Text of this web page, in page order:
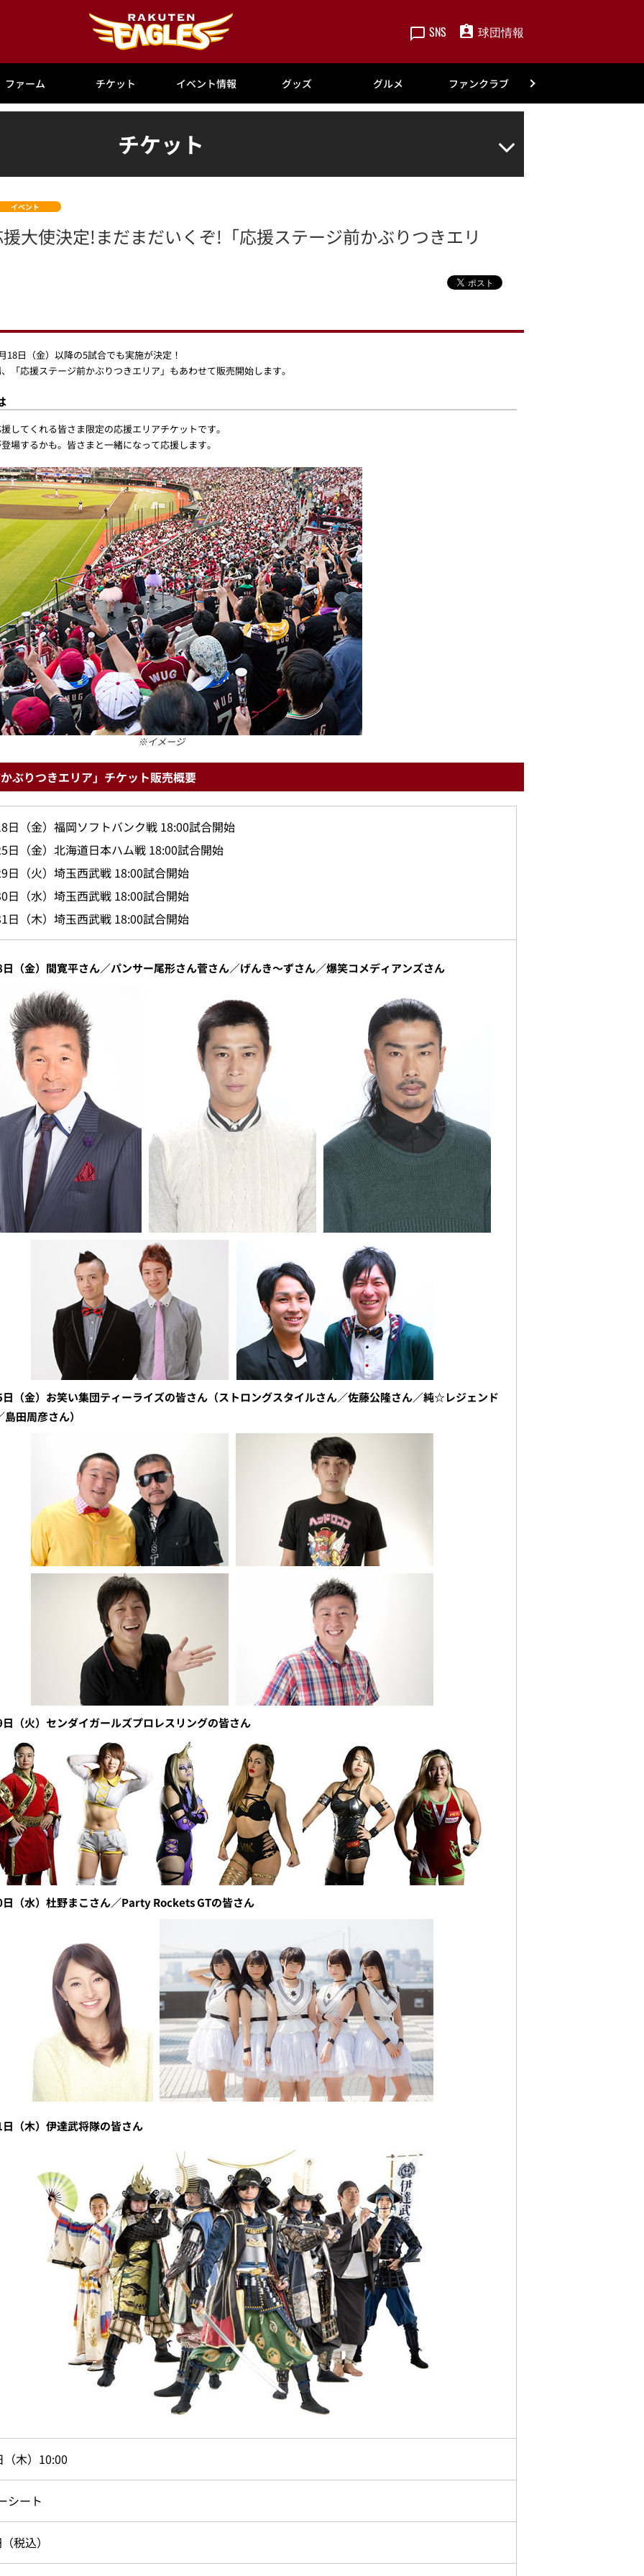
SNS 球団情報
ファーム チケット イベント情報 グッズ グルメ ファンクラブ
チケット
イベント
大使決定!まだまだいくぞ!「応援ステージ前かぶりつきエリ
日（金）以降の5試合でも実施が決定！
「応援ステージ前かぶりつきエリア」もあわせて販売開始します。
してくれる皆さま限定の応援エリアチケットです。
場するかも。皆さまと一緒になって応援します。
※イメージ
ぶりつきエリア」チケット販売概要
日（金）福岡ソフトバンク戦 18:00試合開始
日（金）北海道日本ハム戦 18:00試合開始
日（火）埼玉西武戦 18:00試合開始
日（水）埼玉西武戦 18:00試合開始
日（木）埼玉西武戦 18:00試合開始
（金）間寛平さん／パンサー尾形さん菅さん／げんき～ずさん／爆笑コメディアンズさん
（金）お笑い集団ティーライズの皆さん（ストロングスタイルさん／佐藤公隆さん／純☆レジェンド
田周彦さん）
（火）センダイガールズプロレスリングの皆さん
（水）杜野まこさん／Party Rockets GTの皆さん
（木）伊達武将隊の皆さん
（木）10:00
シート
税込）